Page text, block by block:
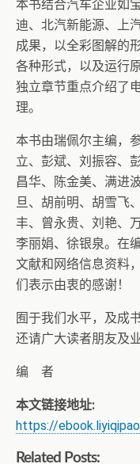
本书结合汽车企业如
迪、北汽新能源、上
成果，以全彩图解的
各种形式，以及运行
独立章节重点介绍了
理。
本书由瑞佩尔主编，
立、彭斌、刘振容、
昌华、陈金美、满进
旦、胡前明、胡雪飞
丰、曾永贵、刘艳、
李丽娟、徐银泉。在
文献和网络信息资料
们表示由衷的感谢！
囿于我们水平，及成
还请广大读者朋友及
编 者
本文链接地址:
https://
Related Posts: